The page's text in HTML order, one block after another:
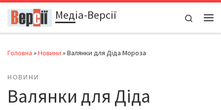
Перейти до вмістуМедіа-Версії
Search
Головна »Новини »Валянки для Діда Мороза
НОВИНИ
Валянки для Діда